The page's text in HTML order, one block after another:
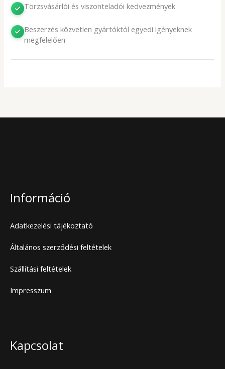
Törzsvásárlói és viszonteladói kedvezmények
Beszerzés közvetlen gyártóktól egyedi igényeknek
megfelelően
Információ
Adatkezelési tájékoztató
Általános szerződési feltételek
Szállítási feltételek
Impresszum
Kapcsolat